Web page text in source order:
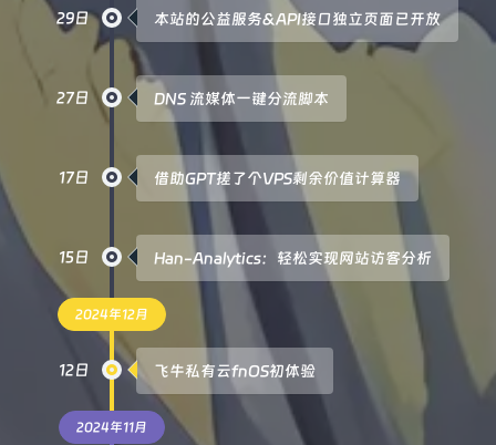
29日 本站的公益服务&API接口独立页面已开放
27日 DNS 流媒体一键分流脚本
17日 借助GPT搓了个VPS剩余价值计算器
15日 Han-Analytics：轻松实现网站访客分析
2024年12月
12日 飞牛私有云fnOS初体验
2024年11月